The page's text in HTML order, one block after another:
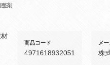
剤
商品コード
4971618932051
メ
株